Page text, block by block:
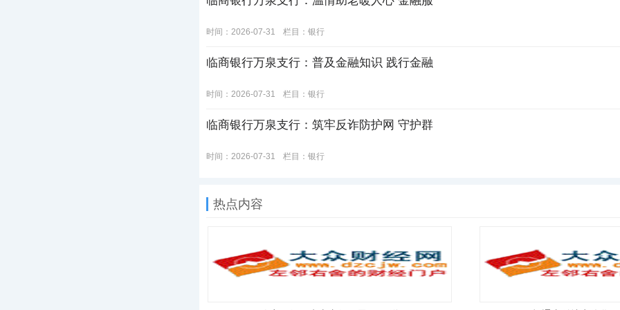
时间：2026-07-31 栏目： 银行
临商银行万泉支行：普及金融知识 践行金融
时间：2026-07-31 栏目： 银行
临商银行万泉支行：筑牢反诈防护网 守护群
时间：2026-07-31 栏目： 银行
热点内容